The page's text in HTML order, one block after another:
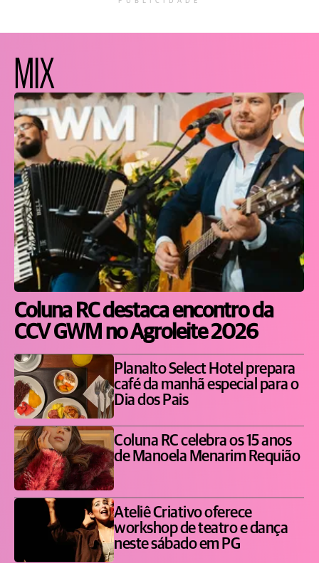
MIX
Coluna RC destaca encontro da
CCV GWM no Agroleite 2026
Planalto Select Hotel prepara
café da manhã especial para o
Dia dos Pais
Coluna RC celebra os 15 anos
de Manoela Menarim Requião
Ateliê Criativo oferece
workshop de teatro e dança
neste sábado em PG